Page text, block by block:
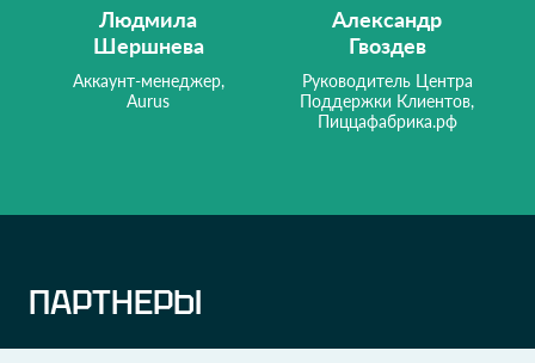
Людмила
Шершнева
Аккаунт-менеджер,
Aurus
Александр
Гвоздев
Руководитель Центра
Поддержки Клиентов,
Пиццафабрика.рф
ПАРТНЕРЫ